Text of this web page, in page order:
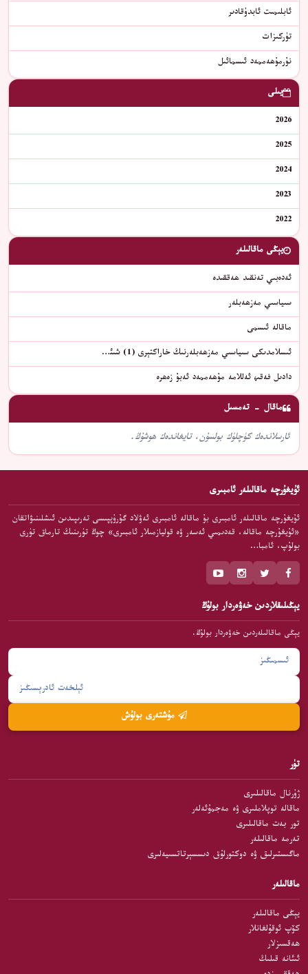
ئابلىمىت ئابدۇقادىر
تۈركىزات
نۇرمۇھەممەد ئىسمائىل
يىلى
2026
2025
2024
2023
2022
يېڭى ماقالىلەر
ئەدەبىي تەنقىد ھەققىدە
سىياسىي مەزھەبلەر
ماقالە ئىسمى
ئىسلامدىكى سىياسىي مەزھەبلەرنىڭ خاراكتېرى (1) شىئ…
دادىل فەقىھ ئەللامە مۇھەممەد ئەبۇ زەھرە
ماقال - تەمسىل
ئارسلاندەك كۈچلۈك بولسۇن، تايغاندەك ھوشۇڭ.
ئۇيغۇرچە ماقالىلەر ئامبىرى
ئۇيغۇرچە ماقالىلەر ئامبىرى بۇ ماقالە ئامبىرى ئەۋلاد گۇرۇپپىسى تەرىپىدىن ئىشلىنىۋاتقان
«ئۇيغۇرچە ماقالە، قەدىمىي ئەسەر ۋە قوليازمىلار ئامبىرى» چوڭ تۈرىنىڭ تارماق تۈرى
بولۇپ، ئامبا…
يېڭىلىقلاردىن خەۋەردار بولۇڭ
يېڭى ماقالىلەردىن خەۋەردار بولۇڭ.
تۈر
ژۇرنال ماقالىلىرى
ماقالە توپلاملىرى ۋە مەجمۇئەلەر
تور بەت ماقالىلىرى
تەرمە ماقالىلەر
ماگىستىرلىق ۋە دوكتورلۇق دىسسېرتاتسىيەلىرى
ماقالىلەر
يېڭى ماقالىلەر
كۆپ ئوقۇلغانلار
ھەقسىزلار
ئىئانە قىلىڭ